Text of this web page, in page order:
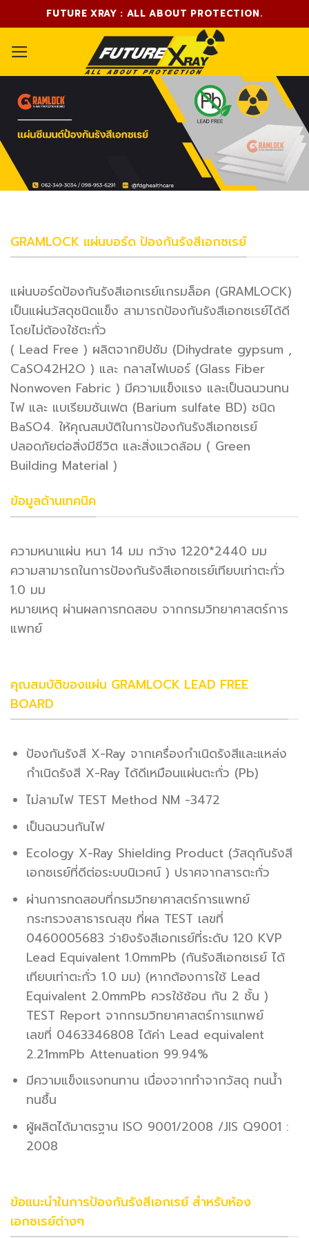
to
content
FUTURE XRAY : ALL ABOUT PROTECTION.
GRAMLOCK แผ่นบอร์ด ป้องกันรังสีเอกซเรย์
แผ่นบอร์ดป้องกันรังสีเอกเรย์แกรมล็อค (GRAMLOCK)
เป็นแผ่นวัสดุชนิดแข็ง สามารถป้องกันรังสีเอกซเรย์ได้ดี
โดยไม่ต้องใช้ตะกั่ว
( Lead Free ) ผลิตจากยิปซัม (Dihydrate gypsum ,
CaSO42H2O ) และ กลาสไฟเบอร์ (Glass Fiber
Nonwoven Fabric ) มีความแข็งแรง และเป็นฉนวนทน
ไฟ และ แบเรียมซันเฟต (Barium sulfate BD) ชนิด
BaSO4. ให้คุณสมบัติในการป้องกันรังสีเอกซเรย์
ปลอดภัยต่อสิ่งมีชีวิต และสิ่งแวดล้อม ( Green
Building Material )
ข้อมูลด้านเทคนิค
ความหนาแผ่น หนา 14 มม กว้าง 1220*2440 มม
ความสามารถในการป้องกันรังสีเอกซเรย์เทียบเท่าตะกั่ว
1.0 มม
หมายเหตุ ผ่านผลการทดสอบ จากกรมวิทยาศาสตร์การ
แพทย์
คุณสมบัติของแผ่น GRAMLOCK LEAD FREE
BOARD
ป้องกันรังสี X-Ray จากเครื่องกำเนิดรังสีและแหล่ง
กำเนิดรังสี X-Ray ได้ดีเหมือนแผ่นตะกั่ว (Pb)
ไม่ลามไฟ TEST Method NM -3472
เป็นฉนวนกันไฟ
Ecology X-Ray Shielding Product (วัสดุกันรังสี
เอกซเรย์ที่ดีต่อระบบนิเวศน์ ) ปราศจากสารตะกั่ว
ผ่านการทดสอบที่กรมวิทยาศาสตร์การแพทย์
กระทรวงสาธารณสุข ที่ผล TEST เลขที่
0460005683 ว่ายิงรังสีเอกเรย์ที่ระดับ 120 KVP
Lead Equivalent 1.0mmPb (กันรังสีเอกซเรย์ ได้
เทียบเท่าตะกั่ว 1.0 มม) (หากต้องการใช้ Lead
Equivalent 2.0mmPb ควรใช้ซ้อน กัน 2 ชั้น )
TEST Report จากกรมวิทยาศาสตร์การแทพย์
เลขที่ 0463346808 ได้ค่า Lead equivalent
2.21mmPb Attenuation 99.94%
มีความแข็งแรงทนทาน เนื่องจากทำจากวัสดุ ทนน้ำ
ทนชื้น
ผู้ผลิตได้มาตรฐาน ISO 9001/2008 /JIS Q9001 :
2008
ข้อแนะนำในการป้องกันรังสีเอกเรย์ สำหรับห้อง
เอกซเรย์ต่างๆ